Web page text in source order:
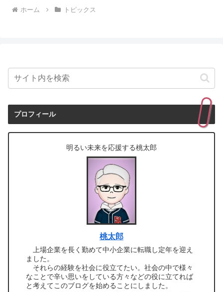
ホーム トピックス
プロフィール
明るい未来を応援する桃太郎
桃太郎
上場企業を長く勤めて中小企業に転職し定年を迎え
ました。
それらの経験を社会に役立てたい。社会の中で様々
なことで辛い思いをしている方々などの役に立てれば
と考えてこのブログを始めることにしました。